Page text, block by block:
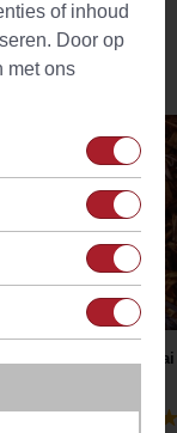
of inhoud
Door op
met ons